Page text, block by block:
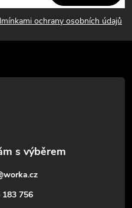
ochrany osobních údajů
worka.cz
183 756